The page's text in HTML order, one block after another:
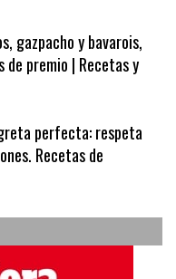
gazpacho y bavarois,
premio | Recetas y
perfecta: respeta
Recetas de